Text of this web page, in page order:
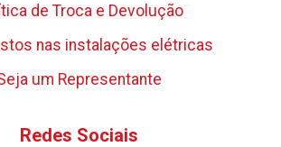
de Troca e Devolução
nas instalações elétricas
um Representante
Redes Sociais